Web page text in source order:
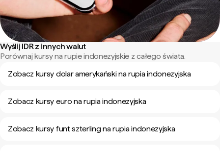
Wyślij IDR z innych walut
Porównaj kursy na rupie indonezyjskie z całego świata.
Zobacz kursy dolar amerykański na rupia indonezyjska
Zobacz kursy euro na rupia indonezyjska
Zobacz kursy funt szterling na rupia indonezyjska